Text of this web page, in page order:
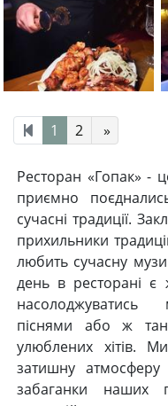
1 2 »
Ресторан «Гопак» -
приємно
сучасні традиції.
прихильники
любить сучасну
день в ресторані
насолоджуватись
піснями або ж
улюблених хітів.
затишну атмосферу
забаганки наших